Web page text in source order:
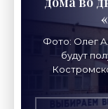
Фото: Олег
будут